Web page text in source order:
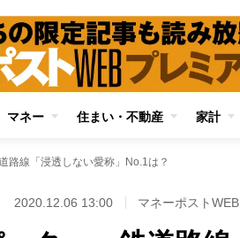
マネー 住まい・不動産 家計
線「浸透しない愛称」No.1は？
2020.12.06 13:00 マネーポストWEB